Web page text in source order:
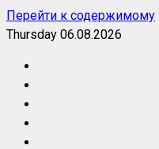
Перейти к содержимому
Thursday 06.08.2026